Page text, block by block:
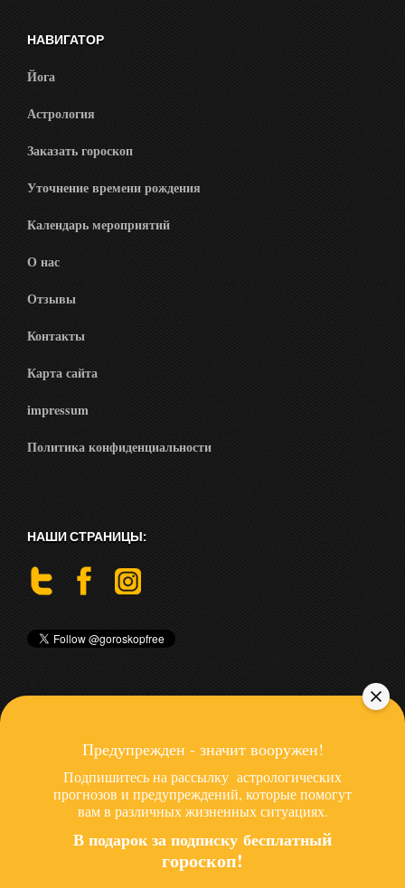
НАВИГАТОР
Йога
Астрология
Заказать гороскоп
Уточнение времени рождения
Календарь мероприятий
О нас
Отзывы
Контакты
Карта сайта
impressum
Политика конфиденциальности
НАШИ СТРАНИЦЫ:
Гороскоп бесплатно - в чем подвох?
Иллюзии звезды Инстаграмма
Роботизация и медитация
Предупрежден - значит вооружен!
Подпишитесь на рассылку астрологических
прогнозов и предупреждений, которые помогут
вам в различных жизненных ситуациях.
В подарок за подписку бесплатный
гороскоп!